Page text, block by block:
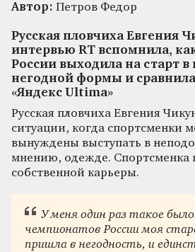
Автор: Петров Федор
Русская пловчиха Евгения
интервью RT вспомнила,
России выходила на старт в
негодной формы и сравнила
«Яндекс Ultima»
Русская пловчиха Евгения
ситуации, когда спортсменки
вынуждены выступать в
мнению, одежде. Спортсменка
собственной карьеры.
У меня один раз такое
чемпионатов России моя
пришла в негодность, и